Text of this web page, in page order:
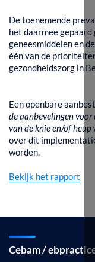
De toenemende
het daarmee
geneesmiddelen en
één van de
gezondheidszorg in
Een openbare
de aanbevelingen
van de knie en/of heup
over dit
worden.
Bekijk het rapport
Cebam /